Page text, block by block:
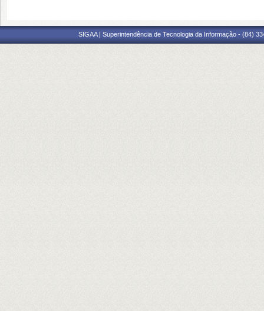
SIGAA | Superintendência de Tecnologia da Informação - (84)